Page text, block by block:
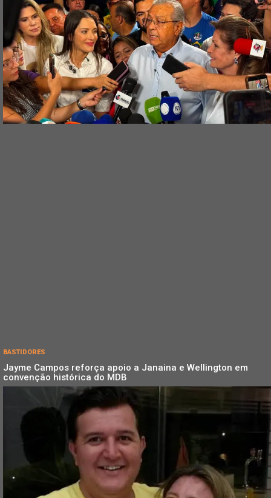
BASTIDORES
Jayme Campos reforça apoio a Janaina e Wellington em
convenção histórica do MDB